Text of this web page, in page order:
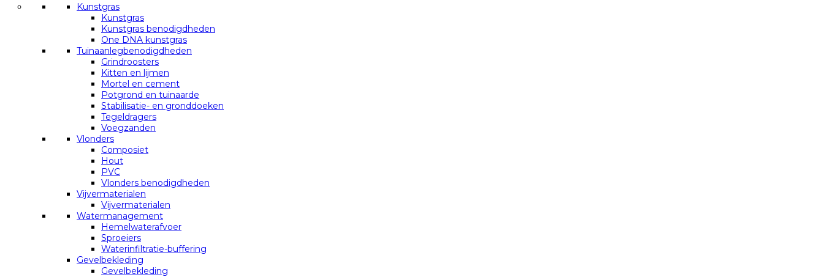
Kunstgras
Kunstgras
Kunstgras benodigdheden
One DNA kunstgras
Tuinaanlegbenodigdheden
Grindroosters
Kitten en lijmen
Mortel en cement
Potgrond en tuinaarde
Stabilisatie- en gronddoeken
Tegeldragers
Voegzanden
Vlonders
Composiet
Hout
PVC
Vlonders benodigdheden
Vijvermaterialen
Vijvermaterialen
Watermanagement
Hemelwaterafvoer
Sproeiers
Waterinfiltratie-buffering
Gevelbekleding
Gevelbekleding